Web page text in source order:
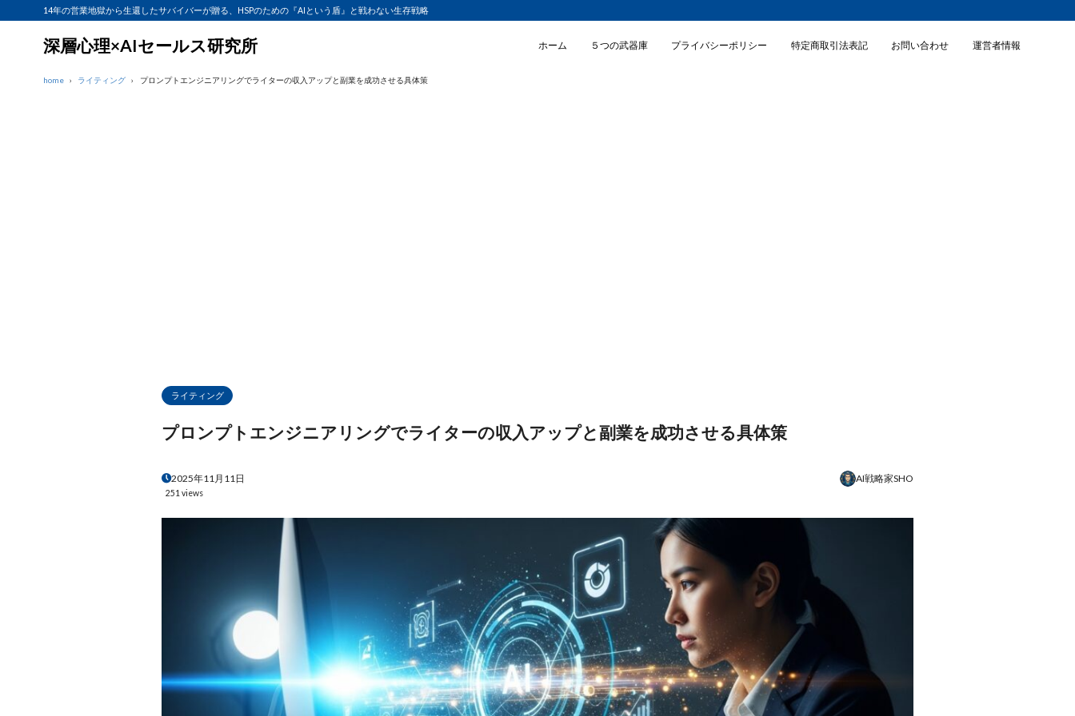
14年の営業地獄から生還したサバイバーが贈る、HSPのための『AIという盾』と戦わない生存戦略
深層心理×AIセールス研究所 ホーム ５つの武器庫 プライバシーポリシー 特定商取引法表記 お問い合わせ 運営者情報
home ライティング プロンプトエンジニアリングでライターの収入アップと副業を成功させる具体策
ライティング
プロンプトエンジニアリングでライターの収入アップと副業を成功させる具体策
2025年11月11日 AI戦略家SHO
251 views